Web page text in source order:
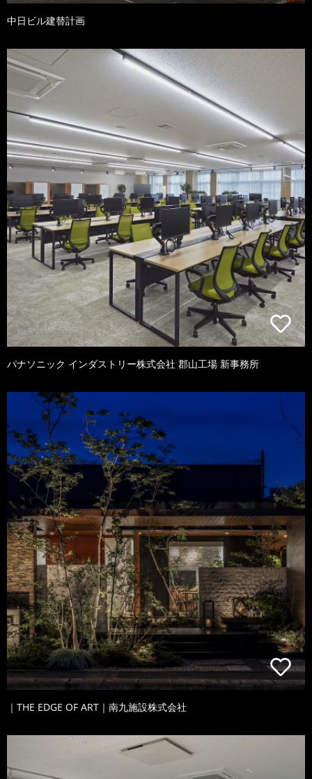
中日ビル建替計画
パナソニック インダストリー株式会社 郡山工場 新事務所
｜THE EDGE OF ART｜南九施設株式会社